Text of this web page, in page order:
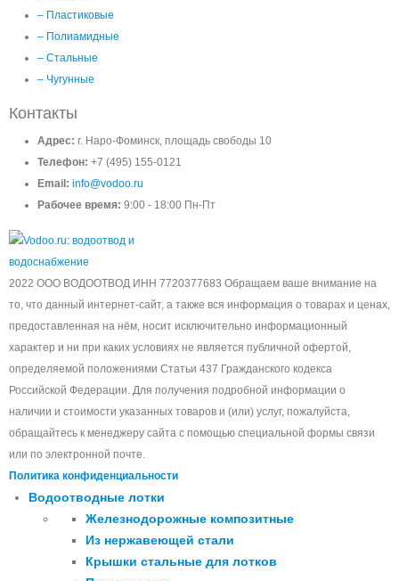
– Пластиковые
– Полиамидные
– Стальные
– Чугунные
Контакты
Адрес: г. Наро-Фоминск, площадь свободы 10
Телефон: +7 (495) 155-0121
Email: info@vodoo.ru
Рабочее время: 9:00 - 18:00 Пн-Пт
2022 ООО ВОДООТВОД ИНН 7720377683 Обращаем ваше внимание на
то, что данный интернет-сайт, а также вся информация о товарах и ценах,
предоставленная на нём, носит исключительно информационный
характер и ни при каких условиях не является публичной офертой,
определяемой положениями Статьи 437 Гражданского кодекса
Российской Федерации. Для получения подробной информации о
наличии и стоимости указанных товаров и (или) услуг, пожалуйста,
обращайтесь к менеджеру сайта с помощью специальной формы связи
или по электронной почте.
Политика конфиденциальности
Водоотводные лотки
Железнодорожные композитные
Из нержавеющей стали
Крышки стальные для лотков